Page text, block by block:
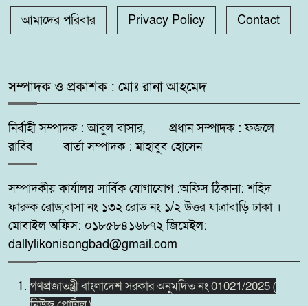
মাধ্যমিক বিদ্যালয়ের ভরপ্রাপ্ত প্রধান
শিক্ষক শাহনাজ পারভীনের বিরুদ্ধে
৫
মহেশপুরে ১৫০ পিস ইয়াবাসহ মাদক
কারবারি আটক, ভ্রাম্যমাণ আদালতে
দুইজনের কারাদণ্ড
সুন্দরবন উপকূলে মেটবে তৃষ্ণা:
পানির প্ল্যান্ট
কোটচাঁদপুরে চাঞ্চল্যকর চোরচক্রের ৪
সদস্য গ্রেপ্তার,উদ্ধার ২টি মোবাইল।
৮
পুটিজানায় মাদকবিরোধী মোবাইল
আমাদের পরিবার Privacy Policy Contact
সম্পাদক ও প্রকাশক : মোঃ রানা আহমেদ
নির্বাহী সম্পাদক : আবুল বাসার, প্রধান সম্পাদক : ফজলে
রাব্বি বার্তা সম্পাদক : মাহাবুব হোসেন
সম্পাদকীয় কার্যালয় সার্বিক যোগাযোগ :অফিস ঠিকানা: শহিদ
ফারুক রোড,বাসা নং ১৩২ রোড নং ১/২ উত্তর যাত্রাবাড়ি ঢাকা ।
মোবাইল অফিস: ০১৮৫৮৪১৬৮৭২ জিমেইল:
dallylikonisongbad@gmail.com
গণপ্রজাতন্ত্রী বাংলাদেশ সরকার অনুমদিত নং 01021/2025 (